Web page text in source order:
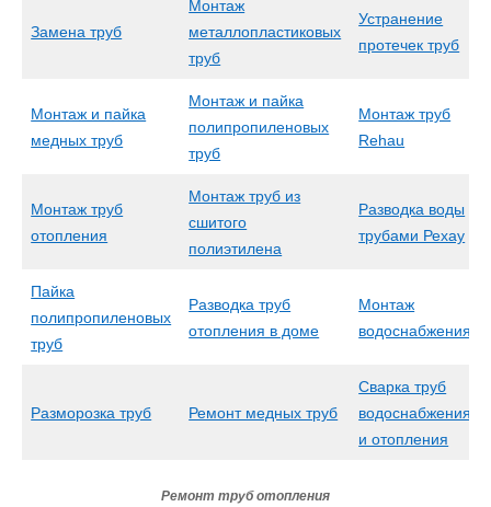
Замена труб
Монтаж
металлопластиковых
труб
Устранение
протечек труб
Монтаж и пайка
медных труб
Монтаж и пайка
полипропиленовых
труб
Монтаж труб
Rehau
Монтаж труб
отопления
Монтаж труб из
сшитого
полиэтилена
Разводка воды
трубами Рехау
Пайка
полипропиленовых
труб
Разводка труб
отопления в доме
Монтаж
водоснабжения
Разморозка труб Ремонт медных труб
Сварка труб
водоснабжения
и отопления
Ремонт труб отопления